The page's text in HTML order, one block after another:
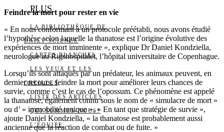
PLUS
LA BIBLIOTHÈQUE DE
DAILY SCIENCE
CARTES BLANCHES
LES YEUX ET LES
OREILLES
LISTE DES ARTICLES
QUI SOMMES-NOUS?
L’ÉQUIPE
Feindre la mort pour rester en vie
« En nous conformant à un protocole préétabli, nous avons étudié
l’hypothèse selon laquelle la thanatose est l’origine évolutive des
expériences de mort imminente », explique Dr Daniel Kondziella,
neurologue au Rigshospitalet, l’hôpital universitaire de Copenhague.
Lorsqu’ils sont attaqués par un prédateur, les animaux peuvent, en
dernier recours, feindre la mort pour améliorer leurs chances de
survie, comme c’est le cas de l’opossum. Ce phénomène est appelé
la thanatose, également connu sous le nom de « simulacre de mort »
ou d’ « immobilité tonique ». « En tant que stratégie de survie »,
ajoute Daniel Kondziella, « la thanatose est probablement aussi
ancienne que la réaction de combat ou de fuite. »